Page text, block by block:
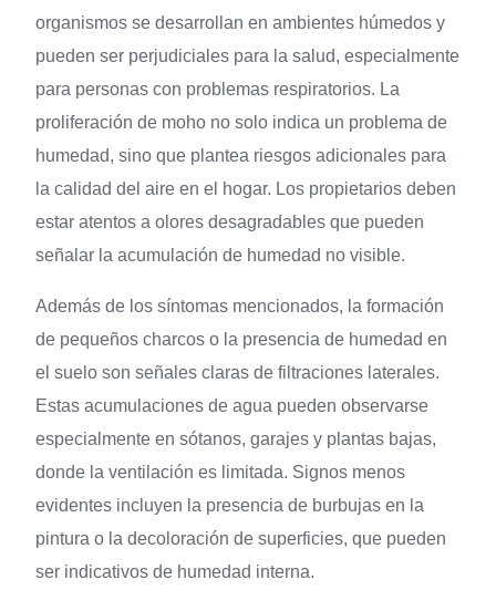
organismos se desarrollan en ambientes húmedos y
pueden ser perjudiciales para la salud, especialmente
para personas con problemas respiratorios. La
proliferación de moho no solo indica un problema de
humedad, sino que plantea riesgos adicionales para
la calidad del aire en el hogar. Los propietarios deben
estar atentos a olores desagradables que pueden
señalar la acumulación de humedad no visible.
Además de los síntomas mencionados, la formación
de pequeños charcos o la presencia de humedad en
el suelo son señales claras de filtraciones laterales.
Estas acumulaciones de agua pueden observarse
especialmente en sótanos, garajes y plantas bajas,
donde la ventilación es limitada. Signos menos
evidentes incluyen la presencia de burbujas en la
pintura o la decoloración de superficies, que pueden
ser indicativos de humedad interna.